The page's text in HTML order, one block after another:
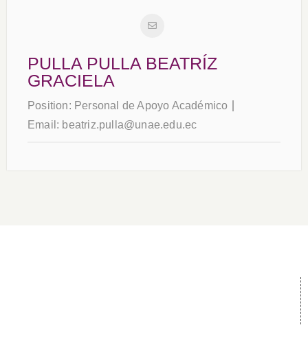
PULLA PULLA BEATRÍZ
GRACIELA
Position: Personal de Apoyo Académico
Email: beatriz.pulla@unae.edu.ec